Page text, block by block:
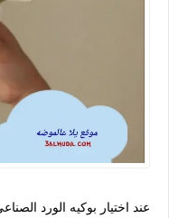
عند اختيار بوكيه الورد